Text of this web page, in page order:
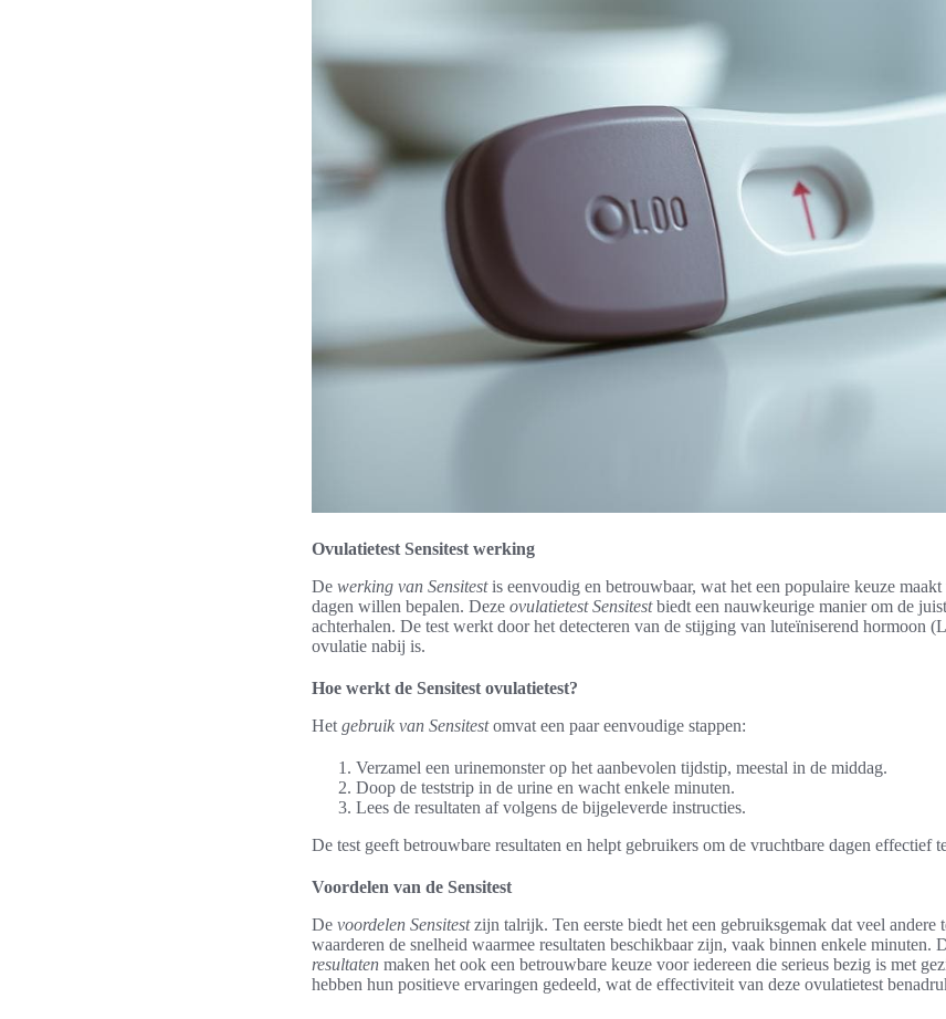
Ovulatietest Sensitest werking
De werking van Sensitestis eenvoudig en betrouwbaar, wat het een populaire keuze
dagen willen bepalen. Deze ovulatietest Sensitestbiedt een nauwkeurige manier om de
achterhalen. De test werkt door het detecteren van de stijging van luteïniserend hormoon
ovulatie nabij is.
Hoe werkt de Sensitest ovulatietest?
Het gebruik van Sensitestomvat een paar eenvoudige stappen:
Verzamel een urinemonster op het aanbevolen tijdstip, meestal in de middag.
Doop de teststrip in de urine en wacht enkele minuten.
Lees de resultaten af volgens de bijgeleverde instructies.
De test geeft betrouwbare resultaten en helpt gebruikers om de vruchtbare dagen effectief
Voordelen van de Sensitest
De voordelen Sensitestzijn talrijk. Ten eerste biedt het een gebruiksgemak dat veel andere
waarderen de snelheid waarmee resultaten beschikbaar zijn, vaak binnen enkele minuten.
resultaten maken het ook een betrouwbare keuze voor iedereen die serieus bezig is met
hebben hun positieve ervaringen gedeeld, wat de effectiviteit van deze ovulatietest